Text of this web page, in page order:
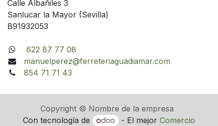
Calle Albañiles 3
Sanlucar la Mayor (Sevilla)
B91932053
622 87 77 08
manuelperez@ferreteriaguadiamar.com
854 71 71 43
Copyright © Nombre de la empresa
Con tecnología de
- El mejorComercio